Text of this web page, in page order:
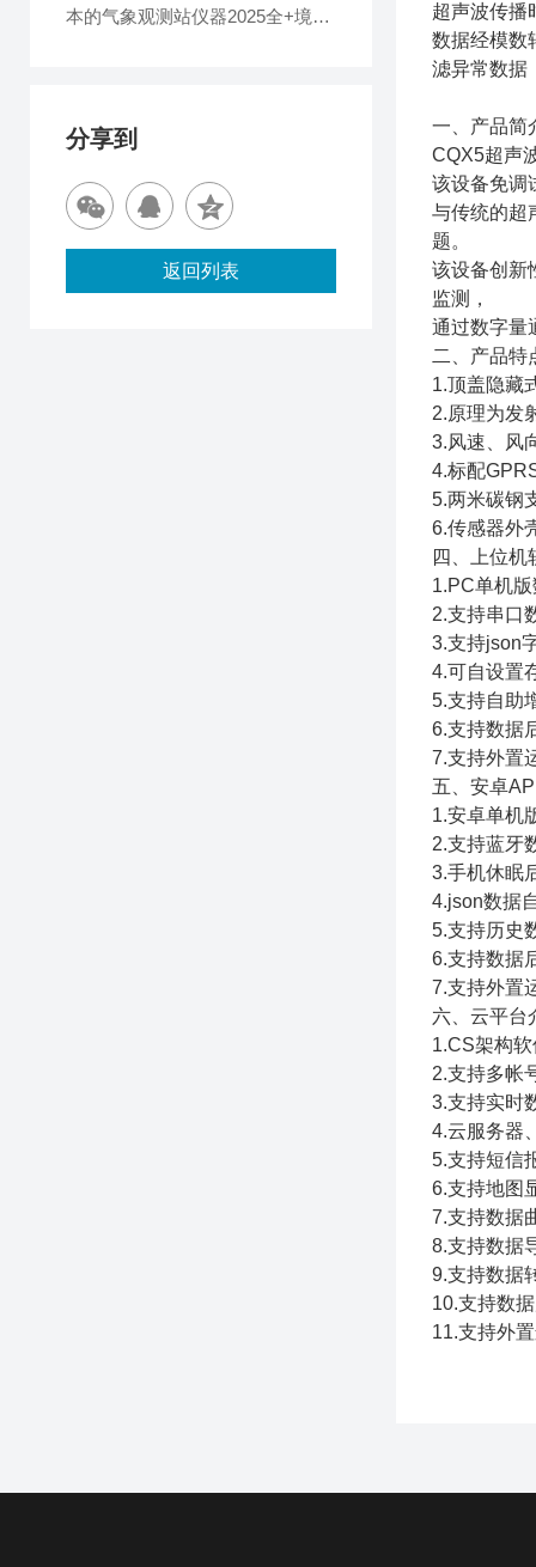
超声波传播
数据经模数
滤异常数据
一、产品简
CQX5超声
该设备免调
与传统的超
题。
该设备创新
监测，
通过数字量
二、产品特
1.顶盖隐藏
2.原理为发
3.风速、风
4.标配
5.两米碳钢
6.传感器外
四、上位机
1.PC单机
2.支持串口
3.支持json
4.可自设置
5.支持自助
6.支持数据
7.支持外置
五、安卓
1.安卓单机
2.支持蓝牙
3.手机休眠
4.json数据
5.支持历史
6.支持数据
7.支持外置
六、云平台
1.CS架构
2.支持多帐
3.支持实时
4.云服务器
5.支持短信
6.支持地图
7.支持数据
8.支持数据
9.支持数据
10.支持数
11.支持外
本的气象观测站仪器2025全+境
分享到
返回列表